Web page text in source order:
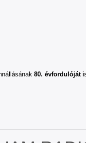
80. évfordulóját